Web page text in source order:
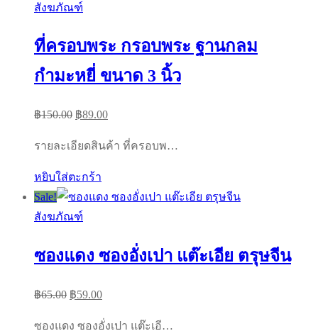
สังฆภัณฑ์
ที่ครอบพระ กรอบพระ ฐานกลม
กำมะหยี่ ขนาด 3 นิ้ว
฿150.00 Original
was:
฿150.00.
฿89.00Current
is:
รายละเอียดสินค้า ที่ครอบพ…
หยิบใส่ตะกร้า
Sale!
สังฆภัณฑ์
ซองแดง ซองอั่งเปา แต๊ะเอีย ตรุษจีน
฿65.00 Original
฿59.00Current
ซองแดง ซองอั่งเปา แต๊ะเอี…